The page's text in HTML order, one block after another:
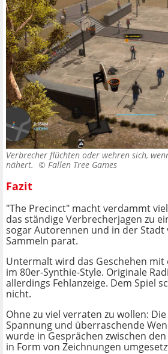
Verbrecher flüchten oder wehren sich,
nähert. © Fallen Tree Games
Fazit
"The Precinct" macht verdammt
das ständige Verbrecherjagen zu
sogar Autorennen und in der Stadt
Sammeln parat.
Untermalt wird das Geschehen
im 80er-Synthie-Style. Originale
allerdings Fehlanzeige. Dem Spiel
nicht.
Ohne zu viel verraten zu wollen:
Spannung und überraschende
wurde in Gesprächen zwischen
in Form von Zeichnungen